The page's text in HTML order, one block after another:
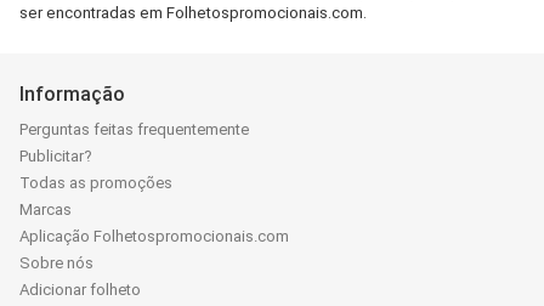
ser encontradas em Folhetospromocionais.com.
Informação
Perguntas feitas frequentemente
Publicitar?
Todas as promoções
Marcas
Aplicação Folhetospromocionais.com
Sobre nós
Adicionar folheto